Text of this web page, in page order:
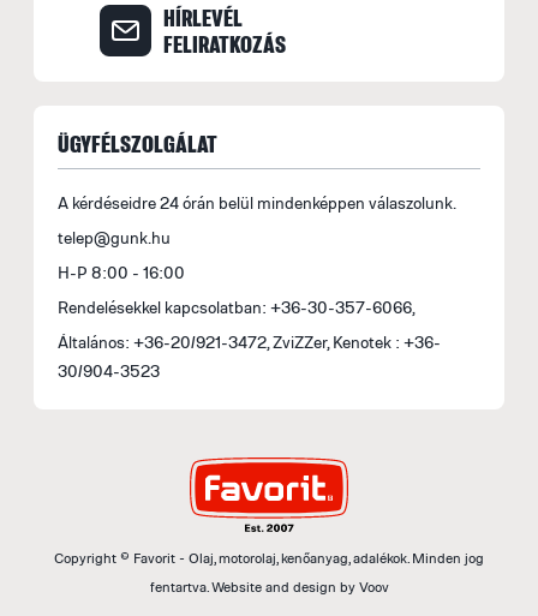
HÍRLEVÉL
FELIRATKOZÁS
ÜGYFÉLSZOLGÁLAT
A kérdéseidre 24 órán belül mindenképpen válaszolunk.
telep@gunk.hu
H-P 8:00 - 16:00
Rendelésekkel kapcsolatban: +36-30-357-6066,
Általános: +36-20/921-3472, ZviZZer, Kenotek : +36-
30/904-3523
Copyright © Favorit - Olaj, motorolaj, kenőanyag, adalékok. Minden jog
fentartva. Website and design by Voov